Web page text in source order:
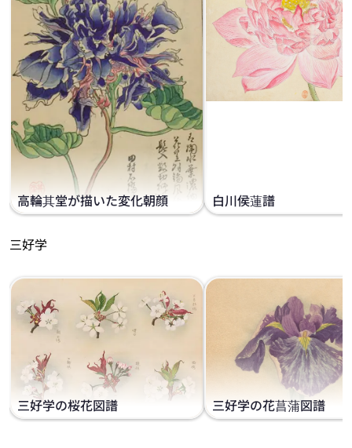
高輪其堂が描いた変化朝顔 白川侯蓮譜
三好学
三好学の桜花図譜 三好学の花菖蒲図譜